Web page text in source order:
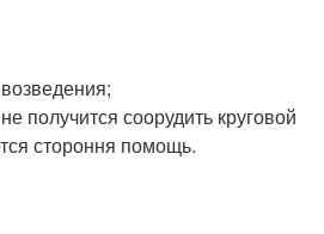
получится соорудить круговой
стороння помощь.